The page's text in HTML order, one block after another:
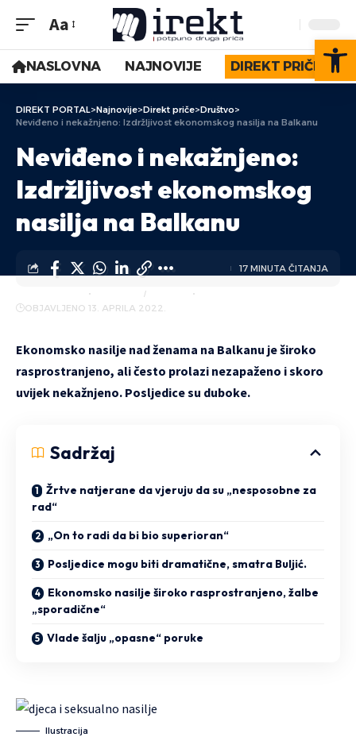
Aa
NASLOVNA NAJNOVIJE DIREKT PRIČE
DIREKT PORTAL>Najnovije>Direkt priče>Društvo>
Neviđeno i nekažnjeno: Izdržljivost ekonomskog nasilja na Balkanu
Neviđeno i nekažnjeno:
Izdržljivost ekonomskog
nasilja na Balkanu
AKTUELNO
DRUŠTVO
OBJAVLJENO 13. APRILA 2022.
17 MINUTA ČITANJA
Ekonomsko nasilje nad ženama na Balkanu je široko
rasprostranjeno, ali često prolazi nezapaženo i skoro
uvijek nekažnjeno. Posljedice su duboke.
Sadržaj
Žrtve natjerane da vjeruju da su „nesposobne za
rad“
„On to radi da bi bio superioran“
Posljedice mogu biti dramatične, smatra Buljić.
Ekonomsko nasilje široko rasprostranjeno, žalbe
„sporadične“
Vlade šalju „opasne“ poruke
Ilustracija